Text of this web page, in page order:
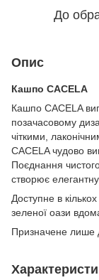
До
Опис
Кашпо CACELA
Кашпо CACELA
позачасовому
чіткими,
CACELA чудово
Поєднання
створює
Доступне в
зеленої оази
Призначене лише